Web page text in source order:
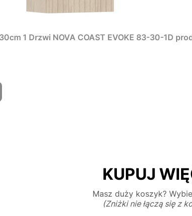
1 Drzwi NOVA COAST EVOKE 83-30-1D
KUPUJ
Masz duży koszyk?
(Zniżki nie łączą się z